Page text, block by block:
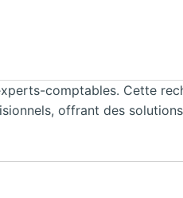
comptables. Cette
offrant des